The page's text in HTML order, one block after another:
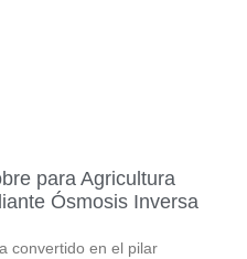
para Agricultura
Ósmosis Inversa
convertido en el pilar